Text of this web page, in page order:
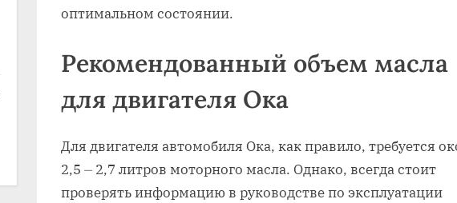
оптимальном состоянии.
Рекомендованный объем масла
для двигателя Ока
Для двигателя автомобиля Ока, как правило, требуется
2,5 ⏤ 2,7 литров моторного масла. Однако, всегда стоит
проверять информацию в руководстве по эксплуатации